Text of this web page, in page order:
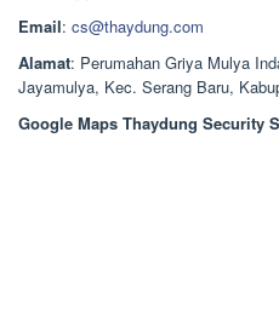
Email: cs@thaydung.com
Alamat: Perumahan Griya Mulya
Jayamulya, Kec. Serang Baru,
Google Maps Thaydung Security